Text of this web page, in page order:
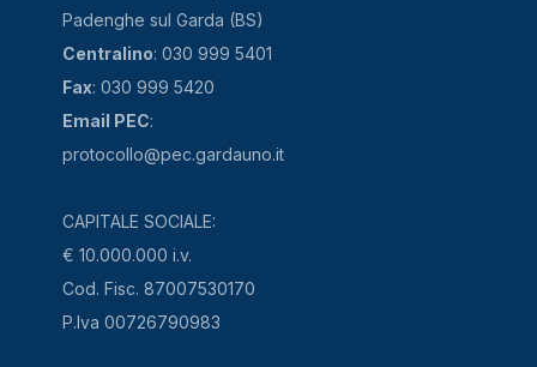
Padenghe sul Garda (BS)
Centralino: 030 999 5401
Fax: 030 999 5420
Email PEC:
protocollo@pec.gardauno.it
CAPITALE SOCIALE:
€ 10.000.000 i.v.
Cod. Fisc. 87007530170
P.Iva 00726790983